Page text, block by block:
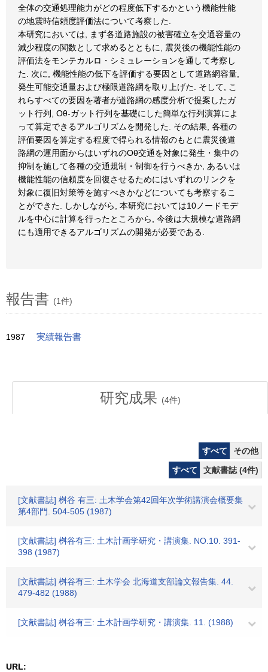
全体の交通処理能力がどの程度低下するかという機能性能
の地震時信頼度評価法について考察した.
本研究においては, まず各道路施設の被害確立を交通容量の
減少程度の関数として求めるとともに, 震災後の機能性能の
評価法をモンテカルロ・シミュレーションを通して考察し
た. 次に, 機能性能の低下を評価する要因として道路網容量,
発生可能交通量および極限道路網を取り上げた. そして, こ
れらすべての要因を著者が道路網の感度分析で提案したガ
ット行列, Oθ-ガット行列を基礎にした簡単な行列演算によ
って算定できるアルゴリズムを開発した. その結果, 各種の
評価要因を算定する程度で得られる情報のもとに震災後道
路網の運用面からはいずれのOθ交通を対象に発生・集中の
抑制を施して各種の交通規制・制御を行うべきか, あるいは
機能性能の信頼度を回復させるためにはいずれのリンクを
対象に復旧対策等を施すべきかなどについても考察するこ
とができた. しかしながら, 本研究においては10ノードモデ
ルを中心に計算を行ったところから, 今後は大規模な道路網
にも適用できるアルゴリズムの開発が必要である.
報告書 (1件)
1987 実績報告書
研究成果 (4件)
すべて
その他
すべて
文献書誌 (4件)
[文献書誌] 桝谷 有三: 土木学会第42回年次学術講演会概要集
第4部門. 504-505 (1987)
[文献書誌] 桝谷有三: 土木計画学研究・講演集. NO.10. 391-
398 (1987)
[文献書誌] 桝谷有三: 土木学会 北海道支部論文報告集. 44.
479-482 (1988)
[文献書誌] 桝谷有三: 土木計画学研究・講演集. 11. (1988)
URL: